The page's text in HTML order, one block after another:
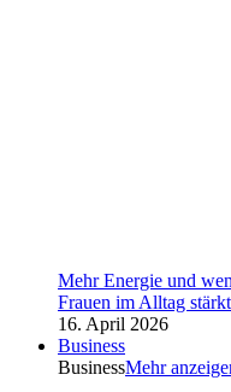
Mehr Energie und
Frauen im Alltag
16. April 2026
Business
BusinessMehr